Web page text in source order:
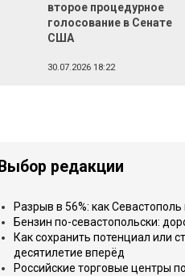
второе процедурное
голосование в Сенате
США
30.07.2026 18:22
Выбор редакции
Разрыв в 56%: как
Бензин по-севастопольски:
Как сохранить потенциал или
десятилетие вперёд
Российские торговые центры